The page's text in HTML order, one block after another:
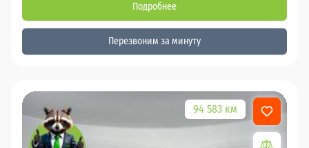
Подробнее
Перезвоним за минуту
94 583 км